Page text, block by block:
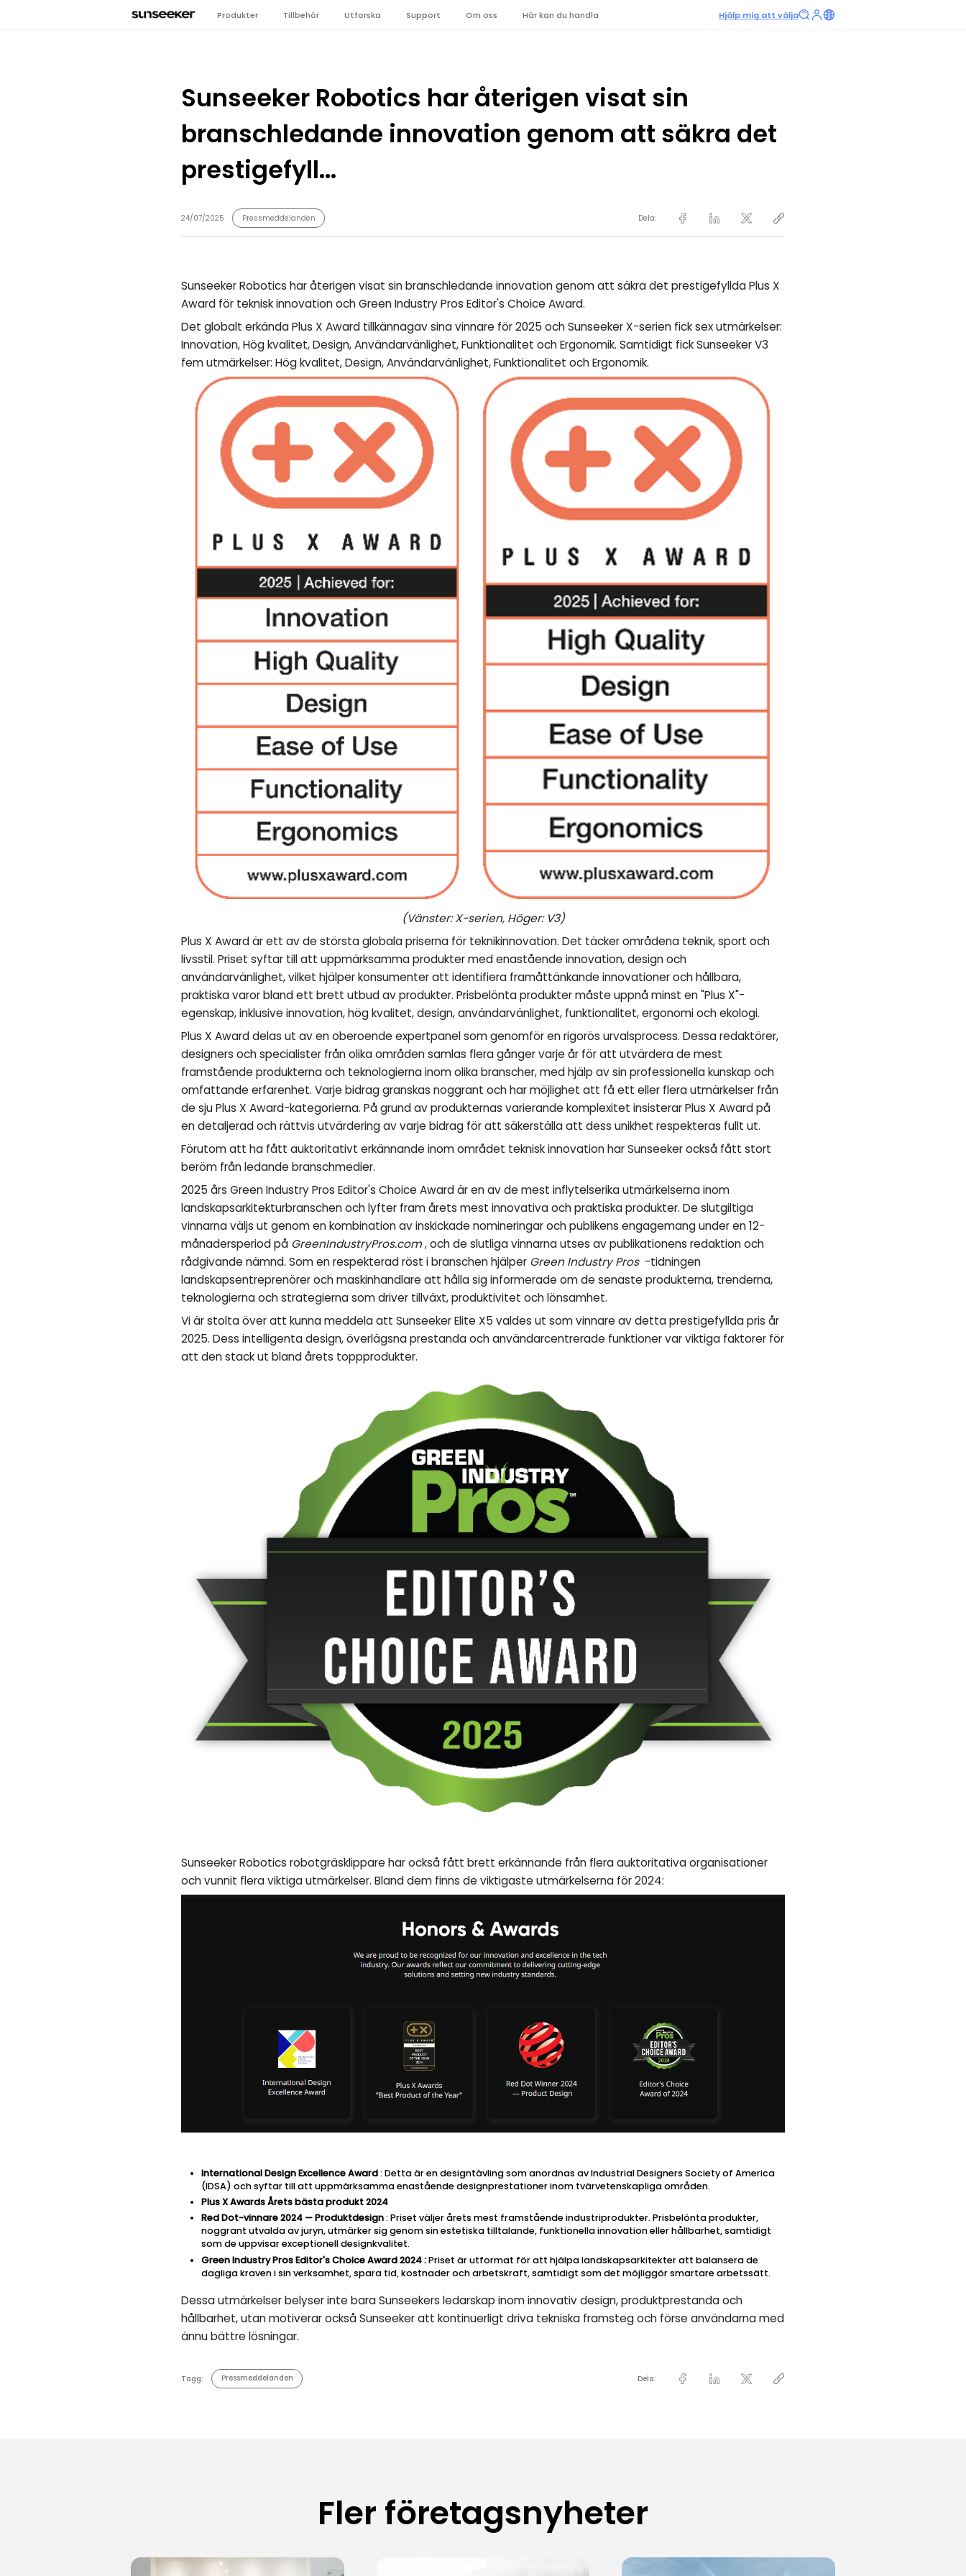
Produkter Tillbehör Utforska Support Om oss Här kan du handla Hjälp mig att välja
Sunseeker Robotics har återigen visat sin
branschledande innovation genom att säkra det
prestigefyll...
24/07/2025 Pressmeddelanden Dela:
Sunseeker Robotics har återigen visat sin branschledande innovation genom att säkra det prestigefyllda Plus X
Award för teknisk innovation och Green Industry Pros Editor's Choice Award.
Det globalt erkända Plus X Award tillkännagav sina vinnare för 2025 och Sunseeker X-serien fick sex utmärkelser:
Innovation, Hög kvalitet, Design, Användarvänlighet, Funktionalitet och Ergonomik. Samtidigt fick Sunseeker V3
fem utmärkelser: Hög kvalitet, Design, Användarvänlighet, Funktionalitet och Ergonomik.
(Vänster: X-serien, Höger: V3)
Plus X Award är ett av de största globala priserna för teknikinnovation. Det täcker områdena teknik, sport och
livsstil. Priset syftar till att uppmärksamma produkter med enastående innovation, design och
användarvänlighet, vilket hjälper konsumenter att identifiera framåttänkande innovationer och hållbara,
praktiska varor bland ett brett utbud av produkter. Prisbelönta produkter måste uppnå minst en "Plus X"-
egenskap, inklusive innovation, hög kvalitet, design, användarvänlighet, funktionalitet, ergonomi och ekologi.
Plus X Award delas ut av en oberoende expertpanel som genomför en rigorös urvalsprocess. Dessa redaktörer,
designers och specialister från olika områden samlas flera gånger varje år för att utvärdera de mest
framstående produkterna och teknologierna inom olika branscher, med hjälp av sin professionella kunskap och
omfattande erfarenhet. Varje bidrag granskas noggrant och har möjlighet att få ett eller flera utmärkelser från
de sju Plus X Award-kategorierna. På grund av produkternas varierande komplexitet insisterar Plus X Award på
en detaljerad och rättvis utvärdering av varje bidrag för att säkerställa att dess unikhet respekteras fullt ut.
Förutom att ha fått auktoritativt erkännande inom området teknisk innovation har Sunseeker också fått stort
beröm från ledande branschmedier.
2025 års Green Industry Pros Editor's Choice Award är en av de mest inflytelserika utmärkelserna inom
landskapsarkitekturbranschen och lyfter fram årets mest innovativa och praktiska produkter. De slutgiltiga
vinnarna väljs ut genom en kombination av inskickade nomineringar och publikens engagemang under en 12-
månadersperiod på GreenIndustryPros.com, och de slutliga vinnarna utses av publikationens redaktion och
rådgivande nämnd. Som en respekterad röst i branschen hjälper Green Industry Pros-tidningen
landskapsentreprenörer och maskinhandlare att hålla sig informerade om de senaste produkterna, trenderna,
teknologierna och strategierna som driver tillväxt, produktivitet och lönsamhet.
Vi är stolta över att kunna meddela att Sunseeker Elite X5 valdes ut som vinnare av detta prestigefyllda pris år
2025. Dess intelligenta design, överlägsna prestanda och användarcentrerade funktioner var viktiga faktorer för
att den stack ut bland årets toppprodukter.
Sunseeker Robotics robotgräsklippare har också fått brett erkännande från flera auktoritativa organisationer
och vunnit flera viktiga utmärkelser. Bland dem finns de viktigaste utmärkelserna för 2024:
International Design Excellence Award: Detta är en designtävling som anordnas av Industrial Designers Society of America
(IDSA) och syftar till att uppmärksamma enastående designprestationer inom tvärvetenskapliga områden.
Plus X Awards Årets bästa produkt2024
Red Dot-vinnare 2024 — Produktdesign: Priset väljer årets mest framstående industriprodukter. Prisbelönta produkter,
noggrant utvalda av juryn, utmärker sig genom sin estetiska tilltalande, funktionella innovation eller hållbarhet, samtidigt
som de uppvisar exceptionell designkvalitet.
Green Industry Pros Editor's Choice Award 2024:Priset är utformat för att hjälpa landskapsarkitekter att balansera de
dagliga kraven i sin verksamhet, spara tid, kostnader och arbetskraft, samtidigt som det möjliggör smartare arbetssätt.
Dessa utmärkelser belyser inte bara Sunseekers ledarskap inom innovativ design, produktprestanda och
hållbarhet, utan motiverar också Sunseeker att kontinuerligt driva tekniska framsteg och förse användarna med
ännu bättre lösningar.
Tagg: Pressmeddelanden Dela:
Fler företagsnyheter